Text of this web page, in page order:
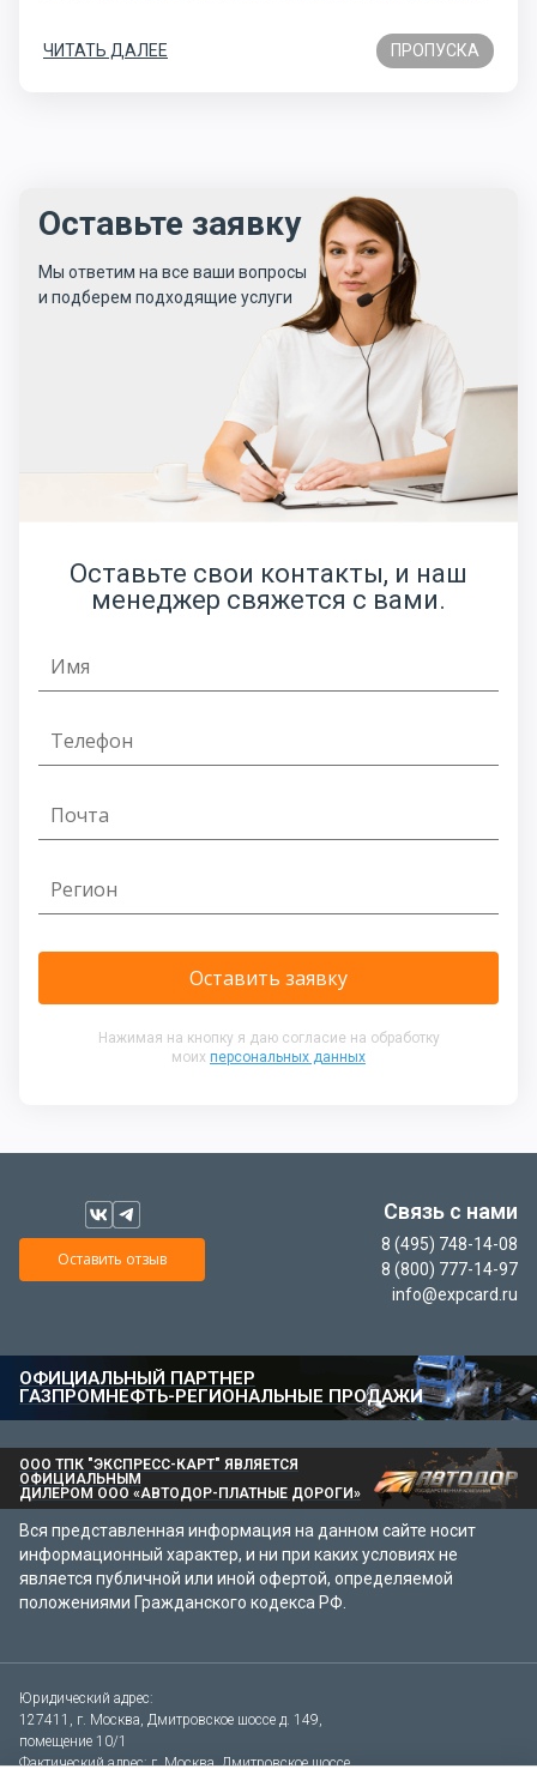
ограничения на Транспортная и экологическая
обстановка в Москве сложилась таким образом, что…
ЧИТАТЬ ДАЛЕЕ ПРОПУСКА
Оставьте заявку
Мы ответим на все ваши вопросы
и подберем подходящие услуги
Оставьте свои контакты, и наш
менеджер свяжется с вами.
Нажимая на кнопку я даю согласие на обработку
моих персональных данных
Оставить отзыв
Связь с нами
8 (495) 748-14-08
8 (800) 777-14-97
info@expcard.ru
ОФИЦИАЛЬНЫЙ ПАРТНЕР
ГАЗПРОМНЕФТЬ-РЕГИОНАЛЬНЫЕ ПРОДАЖИ
ООО ТПК "ЭКСПРЕСС-КАРТ" ЯВЛЯЕТСЯ
ОФИЦИАЛЬНЫМ
ДИЛЕРОМ ООО «АВТОДОР-ПЛАТНЫЕ ДОРОГИ»
Вся представленная информация на данном сайте носит
информационный характер, и ни при каких условиях не
является публичной или иной офертой, определяемой
положениями Гражданского кодекса РФ.
Юридический адрес:
127411, г. Москва, Дмитровское шоссе д. 149,
помещение 10/1
Фактический адрес: г. Москва, Дмитровское шоссе